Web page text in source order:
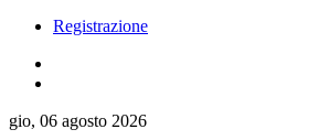
Registrazione
gio, 06 agosto 2026